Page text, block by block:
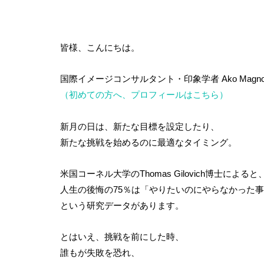
皆様、こんにちは。
国際イメージコンサルタント・印象学者 Ako Magno
（初めての方へ、プロフィールはこちら）
新月の日は、新たな目標を設定したり、
新たな挑戦を始めるのに最適なタイミング。
米国コーネル大学のThomas Gilovich博士によると、
人生の後悔の75％は「やりたいのにやらなかった事
という研究データがあります。
とはいえ、挑戦を前にした時、
誰もが失敗を恐れ、